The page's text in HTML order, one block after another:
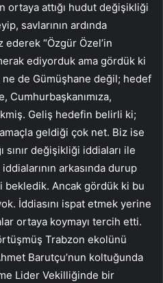
ortaya attığı hudut değişikliği
savlarının ardında
“Özgür Özel’in
ediyorduk ama gördük ki
de Gümüşhane değil; hedef
Geliş hedefin belirli ki;
geldiği çok net. Biz ise
sınır değişikliği iddiaları ile
arkasında durup
Ancak gördük ki bu
İddiasını ispat etmek yerine
ortaya koymayı tercih etti.
Trabzon ekolünü
Barutçu’nun koltuğunda
Lider Vekilliğinde bir